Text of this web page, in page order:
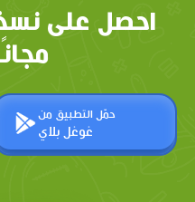
احصل على
حمّل التطبيق من
غوغل بلاي